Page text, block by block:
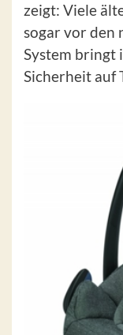
zeigt: Viele
sogar vor den
System bringt
Sicherheit auf